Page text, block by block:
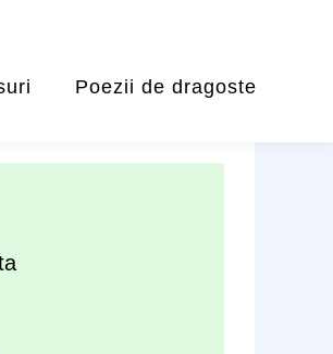
Poezii de dragoste